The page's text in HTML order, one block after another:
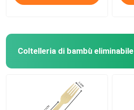
Coltelleria di bambù eliminabile